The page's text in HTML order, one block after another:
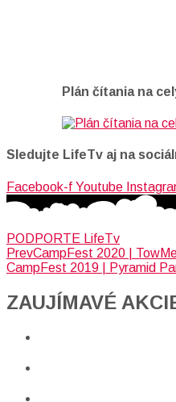
Plán čítania na
Sledujte LifeTv aj na
Facebook-f Youtube
PODPORTE LifeTv
PrevCampFest 2020 |
CampFest 2019 | Pyramid
ZAUJÍMAVÉ